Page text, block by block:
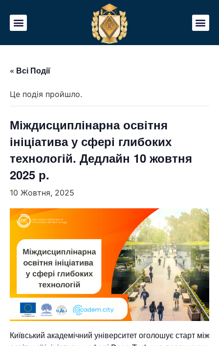
« Всі Події
Це подія пройшло.
Міждисциплінарна освітня
ініціатива у сфері глибоких
технологій. Дедлайн 10 жовтня
2025 р.
10 Жовтня, 2025
Київський академічний університет оголошує старт